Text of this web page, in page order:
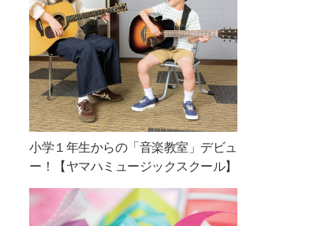
小学１年生からの「音楽教室」デビュ
ー！【ヤマハミュージックスクール】